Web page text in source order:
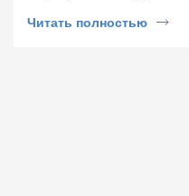
кардиологу Ковальской Анне
Читать полностью